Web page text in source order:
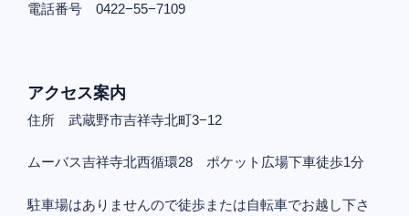
電話番号 0422−55−7109
アクセス案内
住所 武蔵野市吉祥寺北町3−12
ムーバス吉祥寺北西循環28 ポケット広場下車徒歩1分
駐車場はありませんので徒歩または自転車でお越し下さ